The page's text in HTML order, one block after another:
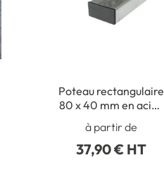
Poteau rectangulaire
80 x 40 mm en acier
galva avec bouchon
obturateur
à partir de
37,90 € HT